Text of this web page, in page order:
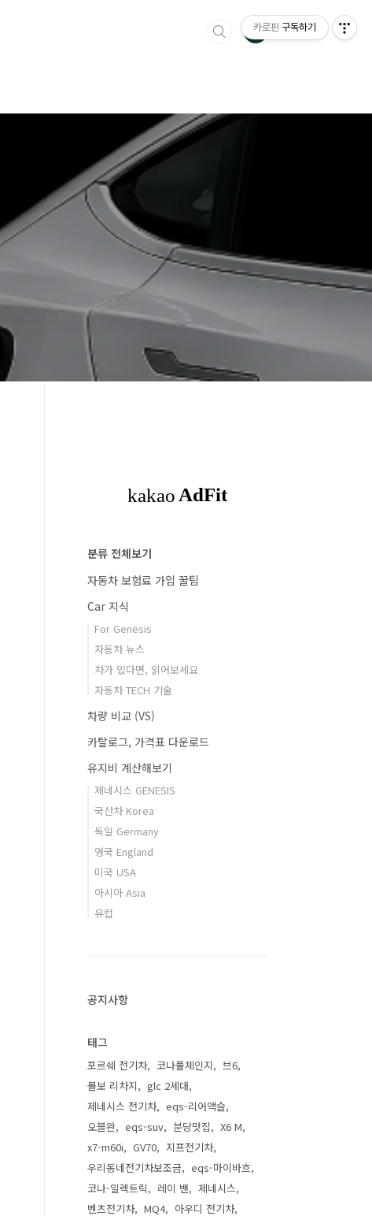
분류 전체보기
자동차 보험료 가입 꿀팁
Car 지식
For Genesis
자동차 뉴스
차가 있다면, 읽어보세요
자동차 TECH 기술
차량 비교 (VS)
카탈로그, 가격표 다운로드
유지비 계산해보기
제네시스 GENESIS
국산차 Korea
독일 Germany
영국 England
미국 USA
아시아 Asia
유럽
공지사항
태그
포르쉐 전기차 코나풀체인지
브6
볼보 리차지
glc 2세대
제네시스 전기차
eqs-리어액슬
오블완
eqs-suv 분당맛집
X6 M
x7-m60i
GV70
지프전기차
우리동네전기차보조금
eqs-마이바흐
코나-일렉트릭
레이 밴
제네시스
벤츠전기차
MQ4
아우디 전기차
카로핀 구독하기